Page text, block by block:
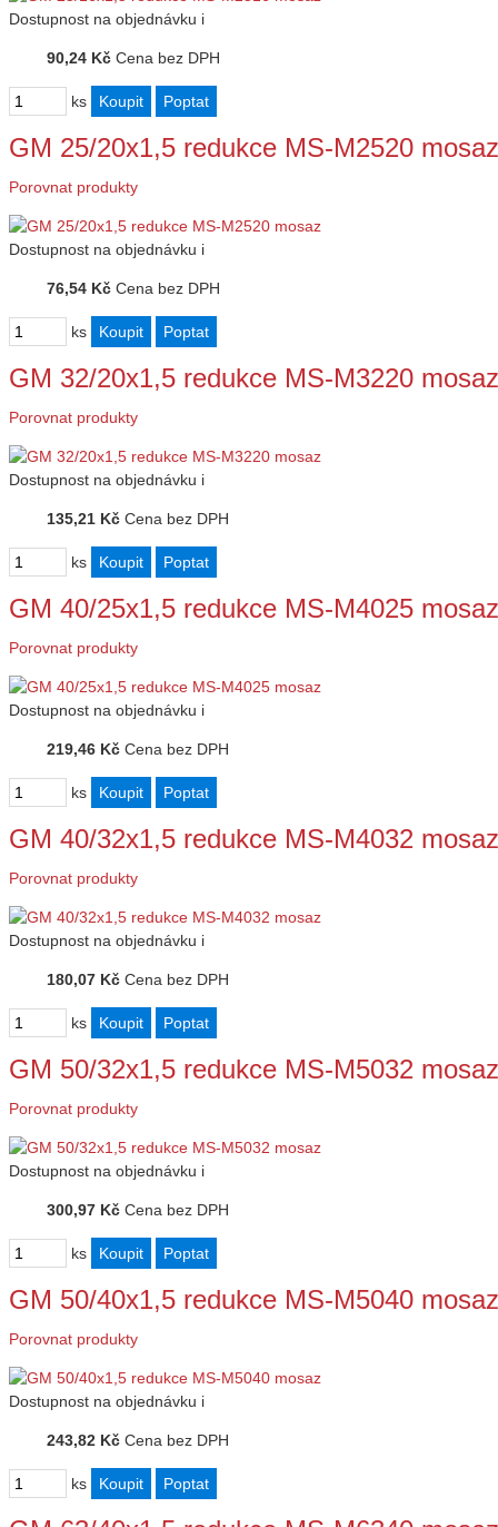
Dostupnost na objednávku i
90,24 Kč Cena bez DPH
ks
GM 25/20x1,5 redukce MS-M2520 mosaz
Porovnat produkty
Dostupnost na objednávku i
76,54 Kč Cena bez DPH
ks
GM 32/20x1,5 redukce MS-M3220 mosaz
Porovnat produkty
Dostupnost na objednávku i
135,21 Kč Cena bez DPH
ks
GM 40/25x1,5 redukce MS-M4025 mosaz
Porovnat produkty
Dostupnost na objednávku i
219,46 Kč Cena bez DPH
ks
GM 40/32x1,5 redukce MS-M4032 mosaz
Porovnat produkty
Dostupnost na objednávku i
180,07 Kč Cena bez DPH
ks
GM 50/32x1,5 redukce MS-M5032 mosaz
Porovnat produkty
Dostupnost na objednávku i
300,97 Kč Cena bez DPH
ks
GM 50/40x1,5 redukce MS-M5040 mosaz
Porovnat produkty
Dostupnost na objednávku i
243,82 Kč Cena bez DPH
ks